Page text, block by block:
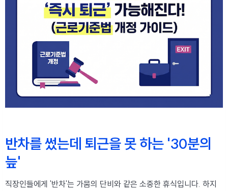
반차를 썼는데 퇴근을 못 하는 '30분의
늪'
직장인들에게 '반차'는 가뭄의 단비와 같은 소중한 휴식입니다. 하지